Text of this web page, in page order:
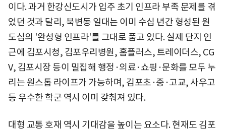
이다. 과거 한강신도시가 입주 초기 인프라 부족 문제를 겪
었던 것과 달리, 북변동 일대는 이미 수십 년간 형성된 원
도심의 '완성형 인프라'를 그대로 품고 있다. 실제 단지 인
근에 김포시청, 김포우리병원, 홈플러스, 트레이더스, CG
V, 김포시장 등이 밀집해 행정·의료·쇼핑·문화를 모두 누
리는 원스톱 라이프가 가능하며, 김포초·중·고교, 사우고
등 우수한 학군 역시 이미 갖춰져 있다.
대형 교통 호재 역시 기대감을 높이는 요소다. 현재도 김포